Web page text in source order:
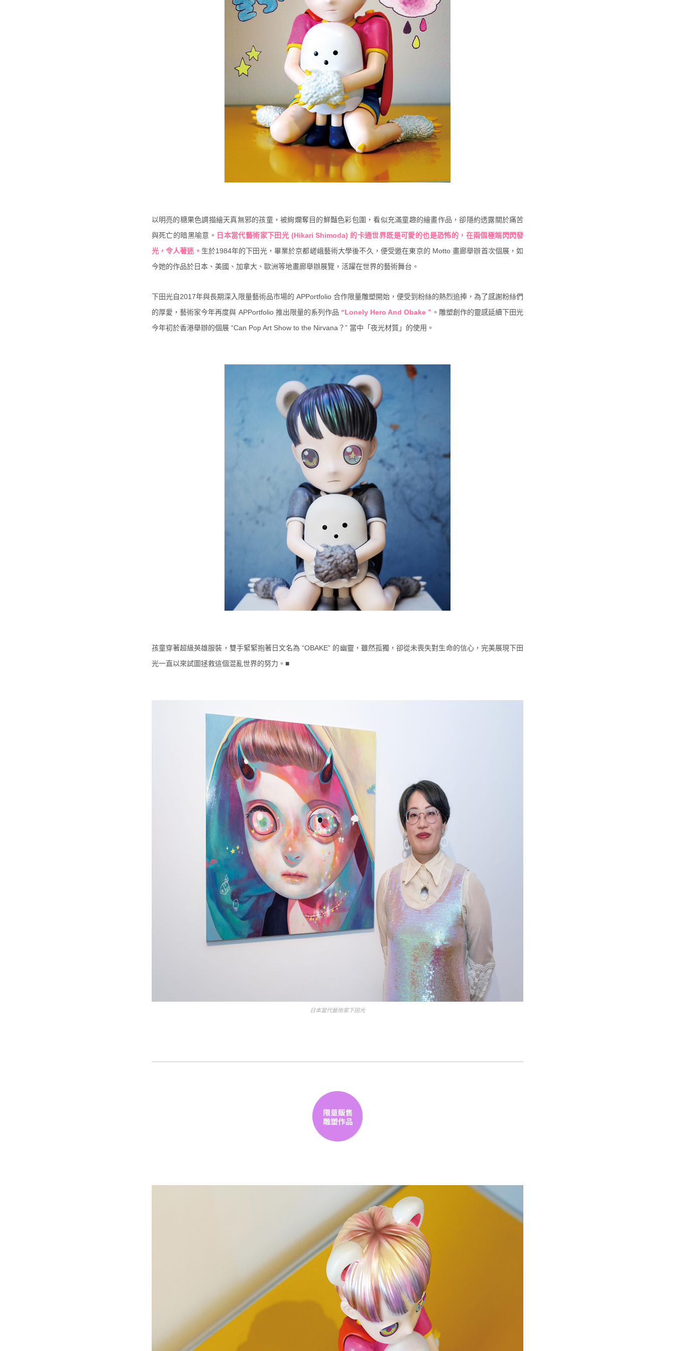
以明亮的糖果色調描繪天真無邪的孩童，被絢爛奪目的鮮豔色彩包圍，看似充滿童趣的繪畫作品，卻隱約透露關於痛苦
與死亡的暗黑喻意。 日本當代藝術家下田光 (Hikari Shimoda) 的卡通世界既是可愛的也是恐怖的，在兩個極端閃閃發
光，令人著迷。 生於1984年的下田光，畢業於京都嵯峨藝術大學後不久，便受邀在東京的 Motto 畫廊舉辦首次個展，如
今她的作品於日本、美國、加拿大、歐洲等地畫廊舉辦展覽，活躍在世界的藝術舞台。
下田光自2017年與長期深入限量藝術品市場的 APPortfolio 合作限量雕塑開始，便受到粉絲的熱烈追捧，為了感謝粉絲們
的厚愛，藝術家今年再度與 APPortfolio 推出限量的系列作品 “Lonely Hero And Obake ” 。 雕塑創作的靈感延續下田光
今年初於香港舉辦的個展 “Can Pop Art Show to the Nirvana？” 當中「夜光材質」的使用。
孩童穿著超級英雄服​​裝，雙手緊緊抱著日文名為 “OBAKE” 的幽靈，雖然孤獨，卻從未喪失對生命的信心，完美展現下田
光一直以來試圖拯救這個混亂世界的努力。■
日本當代藝術家下田光